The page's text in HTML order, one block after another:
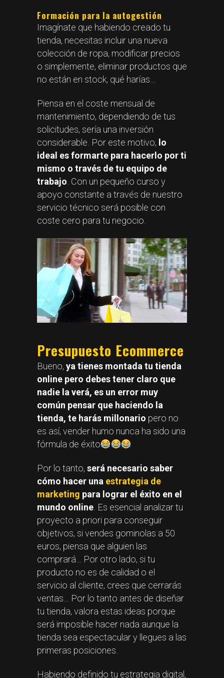
Formación para la autogestión
Imagínate que habiendo creado tu
tienda, necesitas incluir una nueva
colección de ropa, modificar precios
o simplemente, eliminar productos que
no están en stock, qué harías…
Piensa en el coste mensual de
mantenimiento, dependiendo de tus
solicitudes, sería una inversión
considerable. Por este motivo, lo
ideal es formarte para hacerlo por ti
mismo o través de tu equipo de
trabajo. Con un pequeño curso y
apoyo constante a través de nuestro
servicio técnico será posible con
coste cero para tu negocio.
Presupuesto Ecommerce
Bueno, ya tienes montada tu tienda
online pero debes tener claro que
nadie la verá, es un error muy
común pensar que haciendo la
tienda, te harás millonario pero no
es así, vender humo nunca ha sido una
fórmula de éxito
Por lo tanto, será necesario saber
cómo hacer una estrategia de
marketing para lograr el éxito en el
mundo online . Es esencial analizar tu
proyecto a priori para conseguir
objetivos, si vendes gominolas a 50
euros, piensa que alguien las
comprará… Por otro lado, si tu
producto no es de calidad o el
servicio al cliente, crees que cerrarás
ventas… Por lo tanto antes de diseñar
tu tienda, valora estas ideas porque
será imposible hacer nada aunque la
tienda sea espectacular y llegues a las
primeras posiciones.
Habiendo definido tu estrategia digital,